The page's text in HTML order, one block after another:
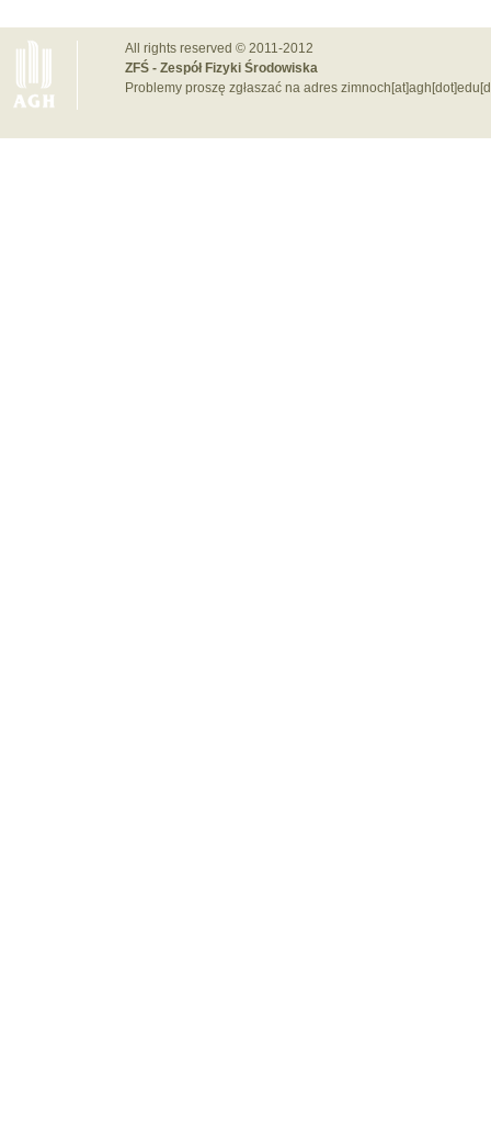
All rights reserved © 2011-2012
ZFŚ - Zespół Fizyki Środowiska
Problemy proszę zgłaszać na adres